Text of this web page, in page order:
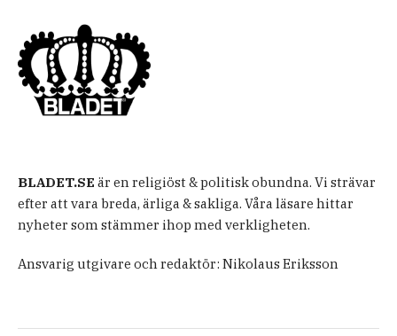
BLADET.SE är en religiöst & politisk obundna. Vi strävar
efter att vara breda, ärliga & sakliga. Våra läsare hittar
nyheter som stämmer ihop med verkligheten.
Ansvarig utgivare och redaktör: Nikolaus Eriksson